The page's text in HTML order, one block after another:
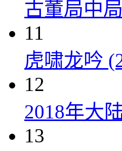
古董局中
11
虎啸龙吟
12
2018年大
13